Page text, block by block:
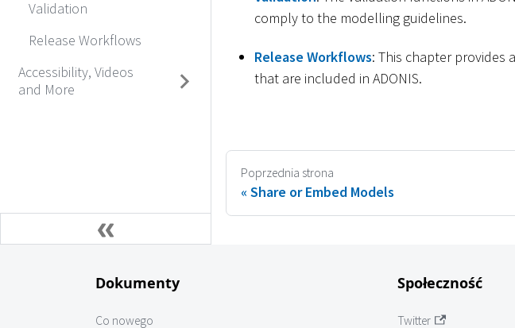
Validation
Release Workflows
Accessibility, Videos
and More
comply to the modelling guidelines.
Release Workflows: This chapter provides
that are included in ADONIS.
Poprzednia strona
Share or Embed Models
Dokumenty
Co nowego
Społeczność
Twitter